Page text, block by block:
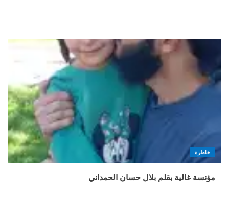
خاطرة
مؤنسة غالية بقلم بلال حسان الحمداني